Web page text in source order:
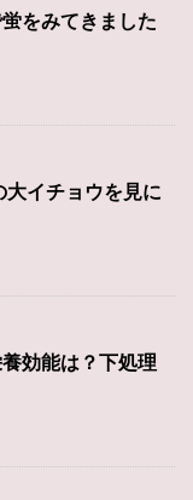
をみてきました
大イチョウを見に
効能は？下処理